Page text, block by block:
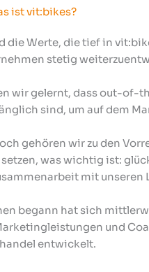
ist vit:bikes?
die Werte, die tief in
stetig
wir gelernt, dass out-of-
sind, um auf dem
gehören wir zu den
was wichtig ist:
mit unseren
begann hat sich
und
entwickelt.